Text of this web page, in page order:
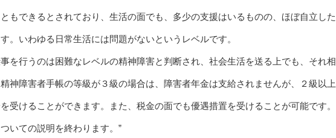
もできるとされており、生活の面でも、多少の支援はいるものの、ほぼ自立した
。いわゆる日常生活には問題がないというレベルです。
を行うのは困難なレベルの精神障害と判断され、社会生活を送る上でも、それ相
神障害者手帳の等級が３級の場合は、障害者年金は支給されませんが、２級以上
受けることができます。また、税金の面でも優遇措置を受けることが可能です。
いての説明を終わります。”